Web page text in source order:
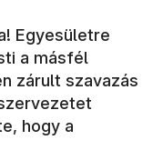
Egyesületre
a másfél
zárult szavazás
hogy a